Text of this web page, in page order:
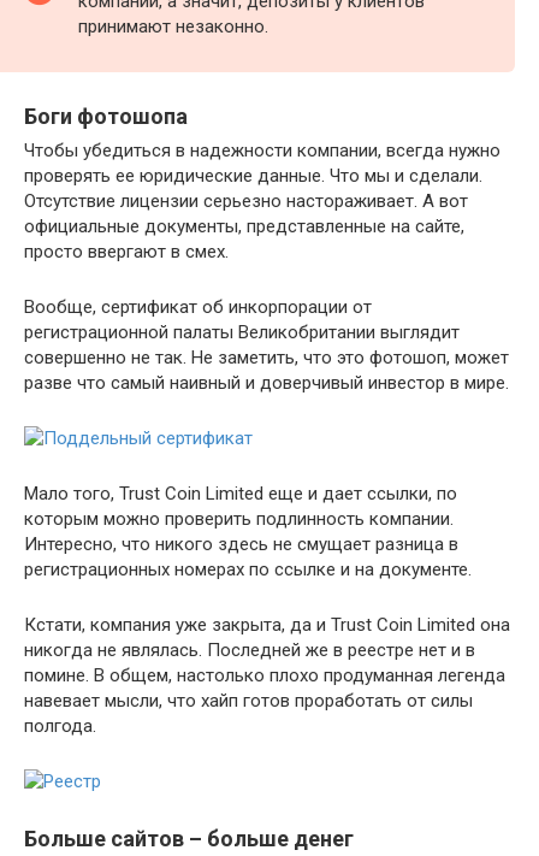
принимают незаконно.
Боги фотошопа
Чтобы убедиться в надежности компании, всегда нужно
проверять ее юридические данные. Что мы и сделали.
Отсутствие лицензии серьезно настораживает. А вот
официальные документы, представленные на сайте,
просто ввергают в смех.
Вообще, сертификат об инкорпорации от
регистрационной палаты Великобритании выглядит
совершенно не так. Не заметить, что это фотошоп, может
разве что самый наивный и доверчивый инвестор в мире.
Мало того, Trust Coin Limited еще и дает ссылки, по
которым можно проверить подлинность компании.
Интересно, что никого здесь не смущает разница в
регистрационных номерах по ссылке и на документе.
Кстати, компания уже закрыта, да и Trust Coin Limited она
никогда не являлась. Последней же в реестре нет и в
помине. В общем, настолько плохо продуманная легенда
навевает мысли, что хайп готов проработать от силы
полгода.
Больше сайтов – больше денег